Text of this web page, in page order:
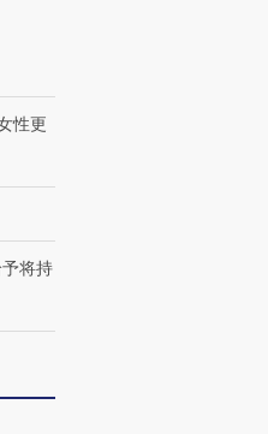
住三大增长引擎是什么？
性更
将持